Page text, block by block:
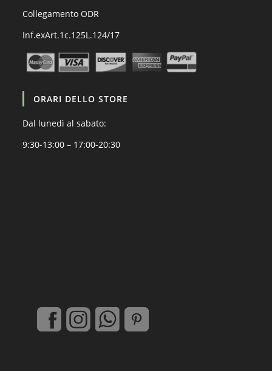
Collegamento ODR
Inf.exArt.1c.125L.124/17
ORARI DELLO STORE
Dal lunedì al sabato:
9:30-13:00 – 17:00-20:30